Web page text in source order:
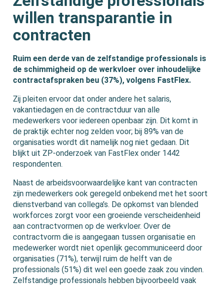
willen transparantie in
contracten
Ruim een derde van de zelfstandige professionals is
de schimmigheid op de werkvloer over inhoudelijke
contractafspraken beu (37%), volgens FastFlex.
Zij pleiten ervoor dat onder andere het salaris,
vakantiedagen en de contractduur van alle
medewerkers voor iedereen openbaar zijn. Dit komt in
de praktijk echter nog zelden voor; bij 89% van de
organisaties wordt dit namelijk nog niet gedaan. Dit
blijkt uit ZP-onderzoek van FastFlex onder 1442
respondenten.
Naast de arbeidsvoorwaardelijke kant van contracten
zijn medewerkers ook geregeld onbekend met het soort
dienstverband van collega’s. De opkomst van blended
workforces zorgt voor een groeiende verscheidenheid
aan contractvormen op de werkvloer. Over de
contractvorm die is aangegaan tussen organisatie en
medewerker wordt niet openlijk gecommuniceerd door
organisaties (71%), terwijl ruim de helft van de
professionals (51%) dit wel een goede zaak zou vinden.
Zelfstandige professionals hebben bijvoorbeeld vaak